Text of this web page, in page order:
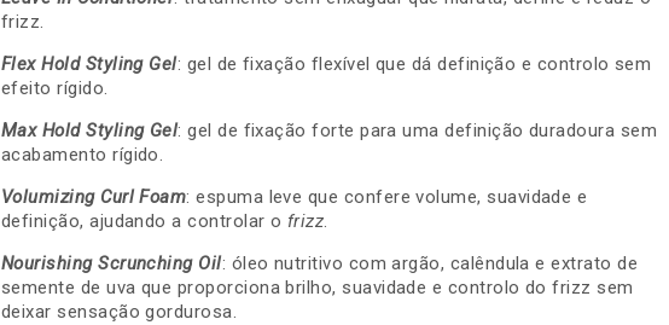
frizz.
Flex Hold Styling Gel: gel de fixação flexível que dá definição e controlo sem
efeito rígido.
Max Hold Styling Gel: gel de fixação forte para uma definição duradoura sem
acabamento rígido.
Volumizing Curl Foam: espuma leve que confere volume, suavidade e
definição, ajudando a controlar o frizz.
Nourishing Scrunching Oil: óleo nutritivo com argão, calêndula e extrato de
semente de uva que proporciona brilho, suavidade e controlo do frizz sem
deixar sensação gordurosa.